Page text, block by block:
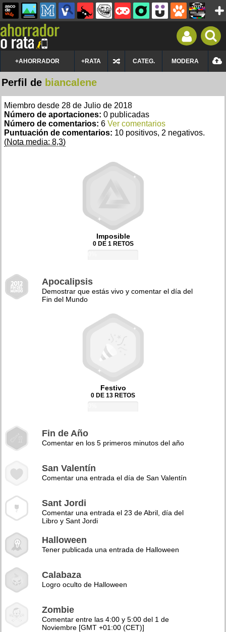
+AHORRADOR +RATA CATEG. MODERA
Perfil de biancalene
Miembro desde 28 de Julio de 2018
Número de aportaciones: 0 publicadas
Número de comentarios: 6 Ver comentarios
Puntuación de comentarios: 10 positivos, 2 negativos.
(Nota media: 8,3)
Imposible
0 DE 1 RETOS
Apocalipsis
Demostrar que estás vivo y comentar el día del
Fin del Mundo
Festivo
0 DE 13 RETOS
Fin de Año
Comentar en los 5 primeros minutos del año
San Valentín
Comentar una entrada el día de San Valentín
Sant Jordi
Comentar una entrada el 23 de Abril, día del
Libro y Sant Jordi
Halloween
Tener publicada una entrada de Halloween
Calabaza
Logro oculto de Halloween
Zombie
Comentar entre las 4:00 y 5:00 del 1 de
Noviembre [GMT +01:00 (CET)]